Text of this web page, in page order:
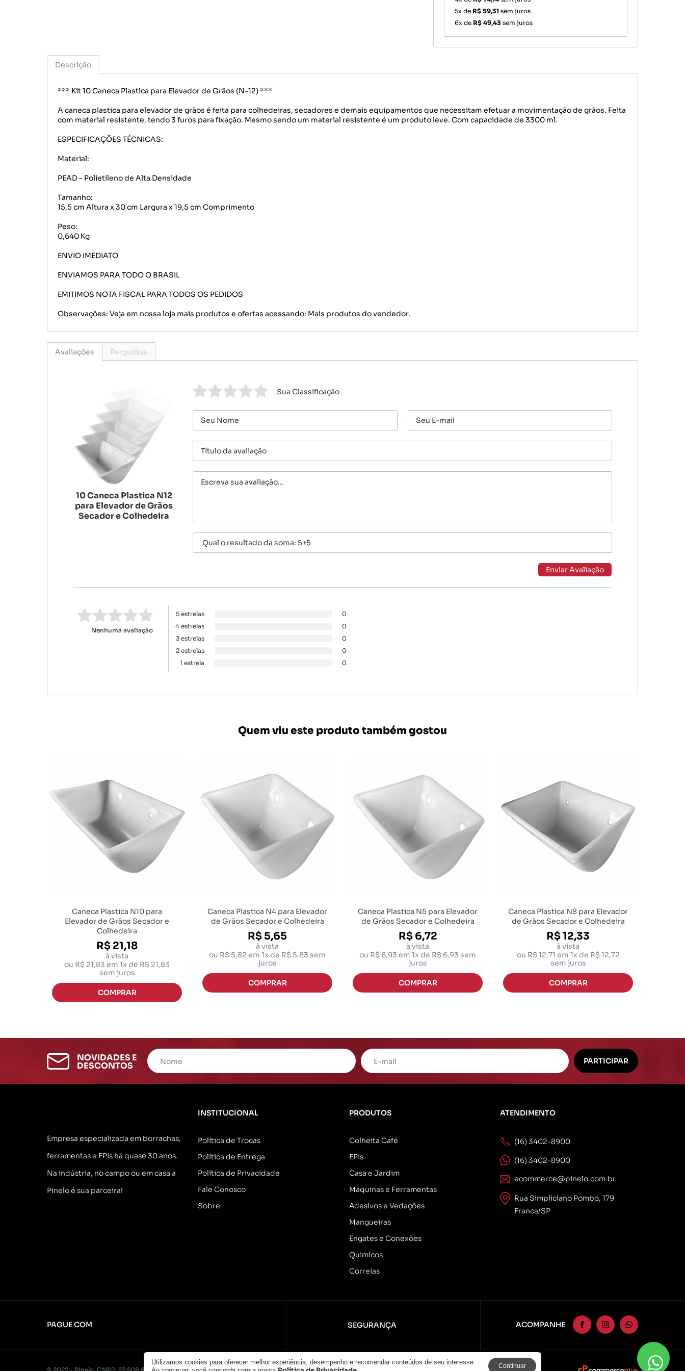
5x de R$ 59,31 sem juros
6x de R$ 49,43 sem juros
Descrição
*** Kit 10 Caneca Plastica para Elevador de Grãos (N-12) ***
A caneca plastica para elevador de grãos é feita para colhedeiras, secadores e demais equipamentos que necessitam efetuar a movimentação de grãos. Feita
com material resistente, tendo 3 furos para fixação. Mesmo sendo um material resistente é um produto leve. Com capacidade de 3300 ml.
ESPECIFICAÇÕES TÉCNICAS:
Material:
PEAD - Polietileno de Alta Densidade
Tamanho:
15,5 cm Altura x 30 cm Largura x 19,5 cm Comprimento
Peso:
0,640 Kg
ENVIO IMEDIATO
ENVIAMOS PARA TODO O BRASIL
EMITIMOS NOTA FISCAL PARA TODOS OS PEDIDOS
Observações: Veja em nossa loja mais produtos e ofertas acessando: Mais produtos do vendedor.
Avaliações Perguntas
10 Caneca Plastica N12
para Elevador de Grãos
Secador e Colhedeira
Sua Classificação
Nenhuma avaliação
5 estrelas
0
4 estrelas
0
3 estrelas
0
2 estrelas
0
1 estrela
0
Quem viu este produto também gostou
Caneca Plastica N10 para
Elevador de Grãos Secador e
Colhedeira
R$ 21,18
à vista
ou R$ 21,83 em 1x de R$ 21,83
sem juros
Caneca Plastica N4 para Elevador
de Grãos Secador e Colhedeira
R$ 5,65
à vista
ou R$ 5,82 em 1x de R$ 5,83 sem
juros
Caneca Plastica N5 para Elevador
de Grãos Secador e Colhedeira
R$ 6,72
à vista
ou R$ 6,93 em 1x de R$ 6,93 sem
juros
Caneca Plastica N8 para Elevador
de Grãos Secador e Colhedeira
R$ 12,33
à vista
ou R$ 12,71 em 1x de R$ 12,72
sem juros
NOVIDADES E
DESCONTOS
Empresa especializada em borrachas,
ferramentas e EPIs há quase 30 anos.
Na indústria, no campo ou em casa a
Pinelo é sua parceira!
INSTITUCIONAL
Política de Trocas
Política de Entrega
Política de Privacidade
Fale Conosco
Sobre
PRODUTOS
Colheita Café
EPIs
Casa e Jardim
Máquinas e Ferramentas
Adesivos e Vedações
Mangueiras
Engates e Conexões
Químicos
Correias
ATENDIMENTO
(16) 3402-8900
(16) 3402-8900
ecommerce@pinelo.com.br
Rua Simpliciano Pombo, 179
Franca/SP
PAGUE COM SEGURANÇA ACOMPANHE
Utilizamos cookies para oferecer melhor experiência, desempenho e recomendar conteúdos de seu interesse.
Continuar